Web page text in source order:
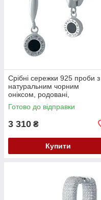
Срібні сережки 925 проби з
натуральним чорним
оніксом, родовані,
англійський замок
Готово до відправки
3 310 ₴
Купити